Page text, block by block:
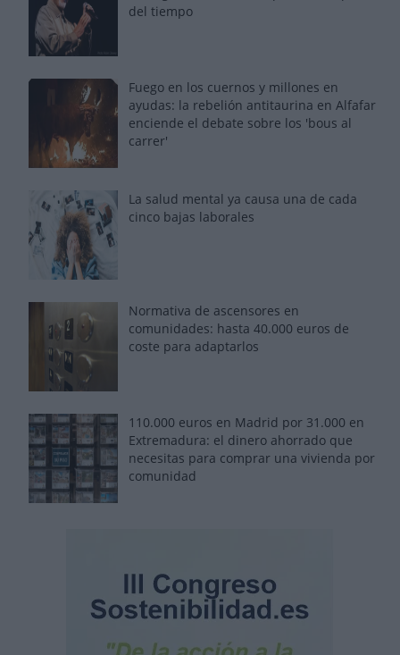
del tiempo
Fuego en los cuernos y millones en
ayudas: la rebelión antitaurina en Alfafar
enciende el debate sobre los 'bous al
carrer'
La salud mental ya causa una de cada
cinco bajas laborales
Normativa de ascensores en
comunidades: hasta 40.000 euros de
coste para adaptarlos
110.000 euros en Madrid por 31.000 en
Extremadura: el dinero ahorrado que
necesitas para comprar una vivienda por
comunidad